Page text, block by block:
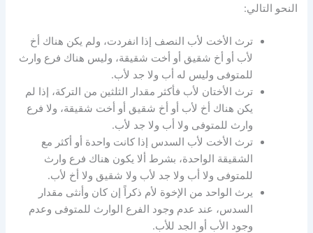
النحو التالي:
ترث الأخت لأب النصف إذا انفردت، ولم يكن هناك أخ
لأب أو أخ شقيق أو أخت شقيقة، وليس هناك فرع وارث
للمتوفى وليس له أب ولا جد لأب.
ترث الأختان لأب فأكثر مقدار الثلثين من التركة، إذا لم
يكن هناك أخ لأب أو أخ شقيق أو أخت شقيقة، ولا فرع
وارث للمتوفى ولا أب ولا جد لأب.
ترث الأخت لأب السدس إذا كانت واحدة أو أكثر مع
الشقيقة الواحدة، بشرط ألا يكون هناك فرع وارث
للمتوفى ولا أب ولا جد لأب ولا شقيق ولا أخ لأب.
يرث الواحد من الإخوة لأم ذكراً إن كان وأنثى مقدار
السدس، عند عدم وجود الفرع الوارث للمتوفى وعدم
وجود الأب أو الجد للأب.